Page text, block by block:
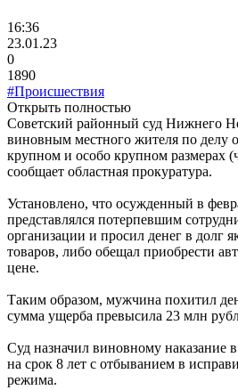
16:36
23.01.23
0
1890
#Происшествия
Открыть полностью
Советский районный суд Нижнего
виновным местного жителя по делу
крупном и особо крупном размерах
сообщает областная прокуратура.
Установлено, что осужденный в
представлялся потерпевшим
организации и просил денег в долг
товаров, либо обещал приобрести
цене.
Таким образом, мужчина похитил
сумма ущерба превысила 23 млн
Суд назначил виновному наказание
на срок 8 лет с отбыванием в
режима.